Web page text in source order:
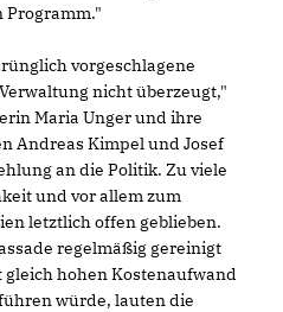
Programm."
vorgeschlagene
nicht überzeugt,"
Maria Unger und ihre
Andreas Kimpel und Josef
an die Politik. Zu viele
und vor allem zum
letztlich offen geblieben.
regelmäßig gereinigt
hohen Kostenaufwand
würde, lauten die